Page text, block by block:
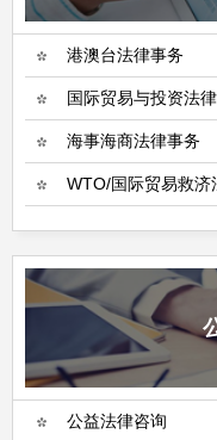
港澳台法律事务
国际贸易与投资法
海事海商法律事务
WTO/国际贸易救济
公益法律咨询